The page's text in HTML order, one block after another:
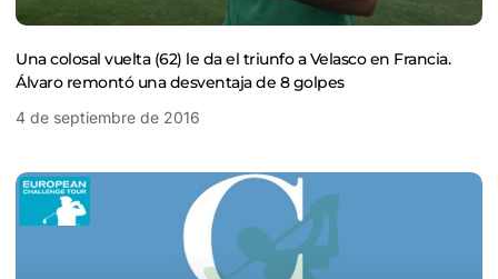
Una colosal vuelta (62) le da el triunfo a Velasco en Francia.
Álvaro remontó una desventaja de 8 golpes
4 de septiembre de 2016